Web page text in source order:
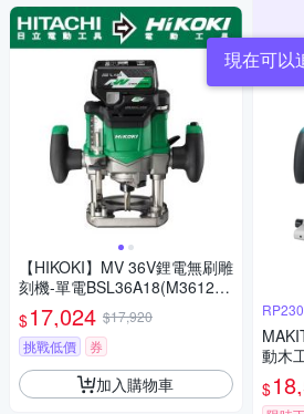
【HIKOKI】MV 36V鋰電無刷雕
刻機-單電BSL36A18(M3612D
A)
$17,024 $17,920
挑戰低價
券
加入購物車
現在可以
動木
$